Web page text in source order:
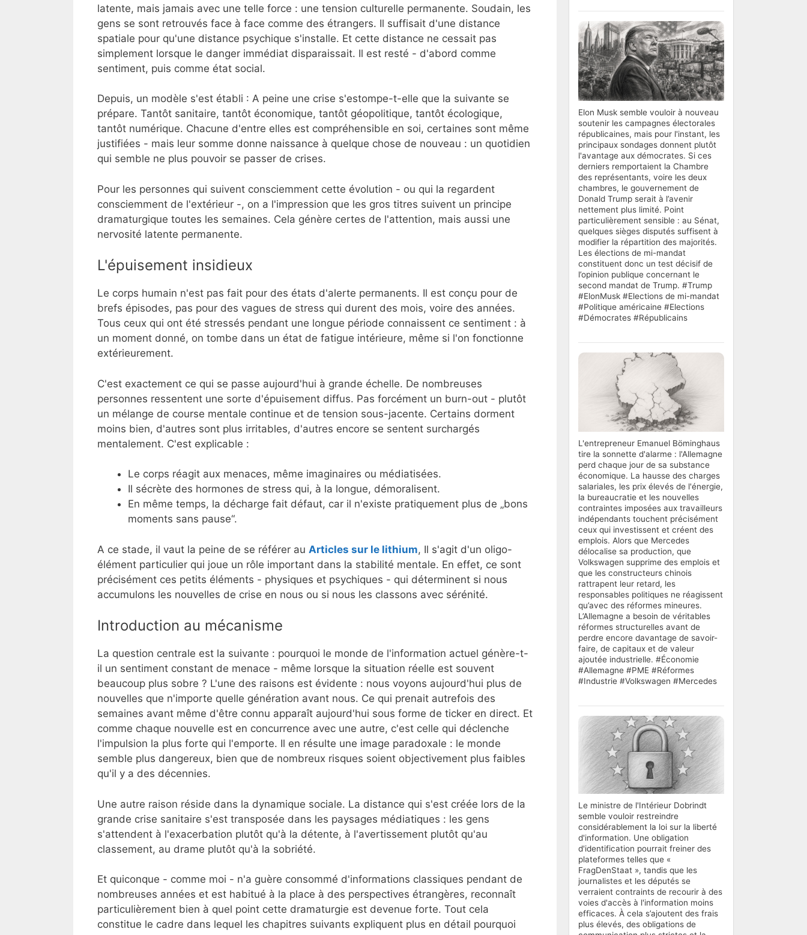
latente, mais jamais avec une telle force : une tension culturelle permanente. Soudain, les
gens se sont retrouvés face à face comme des étrangers. Il suffisait d'une distance
spatiale pour qu'une distance psychique s'installe. Et cette distance ne cessait pas
simplement lorsque le danger immédiat disparaissait. Il est resté - d'abord comme
sentiment, puis comme état social.
Depuis, un modèle s'est établi : A peine une crise s'estompe-t-elle que la suivante se
prépare. Tantôt sanitaire, tantôt économique, tantôt géopolitique, tantôt écologique,
tantôt numérique. Chacune d'entre elles est compréhensible en soi, certaines sont même
justifiées - mais leur somme donne naissance à quelque chose de nouveau : un quotidien
qui semble ne plus pouvoir se passer de crises.
Pour les personnes qui suivent consciemment cette évolution - ou qui la regardent
consciemment de l'extérieur -, on a l'impression que les gros titres suivent un principe
dramaturgique toutes les semaines. Cela génère certes de l'attention, mais aussi une
nervosité latente permanente.
L'épuisement insidieux
Le corps humain n'est pas fait pour des états d'alerte permanents. Il est conçu pour de
brefs épisodes, pas pour des vagues de stress qui durent des mois, voire des années.
Tous ceux qui ont été stressés pendant une longue période connaissent ce sentiment : à
un moment donné, on tombe dans un état de fatigue intérieure, même si l'on fonctionne
extérieurement.
C'est exactement ce qui se passe aujourd'hui à grande échelle. De nombreuses
personnes ressentent une sorte d'épuisement diffus. Pas forcément un burn-out - plutôt
un mélange de course mentale continue et de tension sous-jacente. Certains dorment
moins bien, d'autres sont plus irritables, d'autres encore se sentent surchargés
mentalement. C'est explicable :
Le corps réagit aux menaces, même imaginaires ou médiatisées.
Il sécrète des hormones de stress qui, à la longue, démoralisent.
En même temps, la décharge fait défaut, car il n'existe pratiquement plus de „bons
moments sans pause“.
A ce stade, il vaut la peine de se référer au Articles sur le lithium, Il s'agit d'un oligo-
élément particulier qui joue un rôle important dans la stabilité mentale. En effet, ce sont
précisément ces petits éléments - physiques et psychiques - qui déterminent si nous
accumulons les nouvelles de crise en nous ou si nous les classons avec sérénité.
Introduction au mécanisme
La question centrale est la suivante : pourquoi le monde de l'information actuel génère-t-
il un sentiment constant de menace - même lorsque la situation réelle est souvent
beaucoup plus sobre ? L'une des raisons est évidente : nous voyons aujourd'hui plus de
nouvelles que n'importe quelle génération avant nous. Ce qui prenait autrefois des
semaines avant même d'être connu apparaît aujourd'hui sous forme de ticker en direct. Et
comme chaque nouvelle est en concurrence avec une autre, c'est celle qui déclenche
l'impulsion la plus forte qui l'emporte. Il en résulte une image paradoxale : le monde
semble plus dangereux, bien que de nombreux risques soient objectivement plus faibles
qu'il y a des décennies.
Une autre raison réside dans la dynamique sociale. La distance qui s'est créée lors de la
grande crise sanitaire s'est transposée dans les paysages médiatiques : les gens
s'attendent à l'exacerbation plutôt qu'à la détente, à l'avertissement plutôt qu'au
classement, au drame plutôt qu'à la sobriété.
Et quiconque - comme moi - n'a guère consommé d'informations classiques pendant de
nombreuses années et est habitué à la place à des perspectives étrangères, reconnaît
particulièrement bien à quel point cette dramaturgie est devenue forte. Tout cela
constitue le cadre dans lequel les chapitres suivants expliquent plus en détail pourquoi
Elon Musk semble vouloir à nouveau
soutenir les campagnes électorales
républicaines, mais pour l'instant, les
principaux sondages donnent plutôt
l'avantage aux démocrates. Si ces
derniers remportaient la Chambre
des représentants, voire les deux
chambres, le gouvernement de
Donald Trump serait à l’avenir
nettement plus limité. Point
particulièrement sensible : au Sénat,
quelques sièges disputés suffisent à
modifier la répartition des majorités.
Les élections de mi-mandat
constituent donc un test décisif de
l’opinion publique concernant le
second mandat de Trump. #Trump
#ElonMusk #Elections de mi-mandat
#Politique américaine #Elections
#Démocrates #Républicains
L'entrepreneur Emanuel Böminghaus
tire la sonnette d'alarme : l'Allemagne
perd chaque jour de sa substance
économique. La hausse des charges
salariales, les prix élevés de l'énergie,
la bureaucratie et les nouvelles
contraintes imposées aux travailleurs
indépendants touchent précisément
ceux qui investissent et créent des
emplois. Alors que Mercedes
délocalise sa production, que
Volkswagen supprime des emplois et
que les constructeurs chinois
rattrapent leur retard, les
responsables politiques ne réagissent
qu’avec des réformes mineures.
L’Allemagne a besoin de véritables
réformes structurelles avant de
perdre encore davantage de savoir-
faire, de capitaux et de valeur
ajoutée industrielle. #Économie
#Allemagne #PME #Réformes
#Industrie #Volkswagen #Mercedes
Le ministre de l'Intérieur Dobrindt
semble vouloir restreindre
considérablement la loi sur la liberté
d'information. Une obligation
d'identification pourrait freiner des
plateformes telles que «
FragDenStaat », tandis que les
journalistes et les députés se
verraient contraints de recourir à des
voies d'accès à l'information moins
efficaces. À cela s’ajoutent des frais
plus élevés, des obligations de